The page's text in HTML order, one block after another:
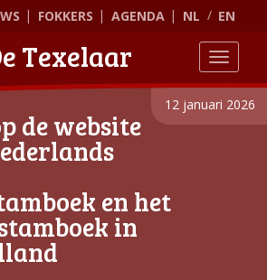
FOKKERS AGENDA NL EN
Texelaar
12 januari 2026
de website
en het
in